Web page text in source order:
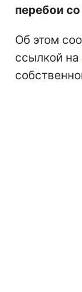
перебои
Об этом
ссылкой на